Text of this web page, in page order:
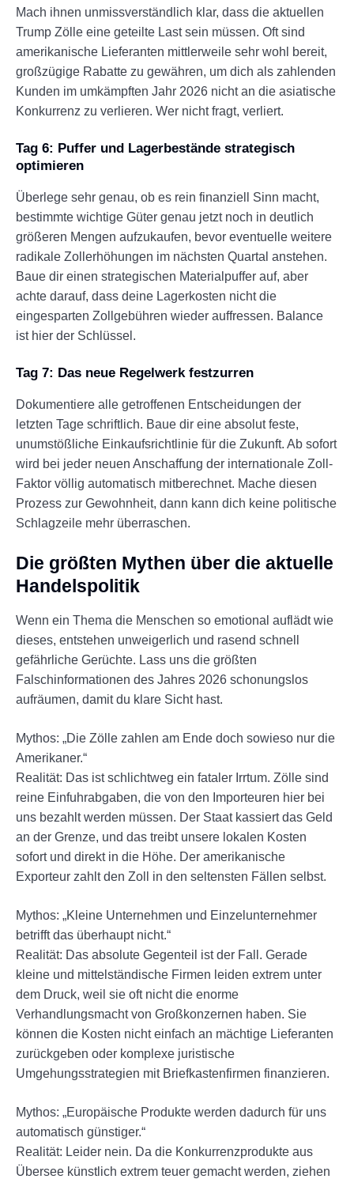
Mach ihnen unmissverständlich klar, dass die aktuellen
Trump Zölle eine geteilte Last sein müssen. Oft sind
amerikanische Lieferanten mittlerweile sehr wohl bereit,
großzügige Rabatte zu gewähren, um dich als zahlenden
Kunden im umkämpften Jahr 2026 nicht an die asiatische
Konkurrenz zu verlieren. Wer nicht fragt, verliert.
Tag 6: Puffer und Lagerbestände strategisch
optimieren
Überlege sehr genau, ob es rein finanziell Sinn macht,
bestimmte wichtige Güter genau jetzt noch in deutlich
größeren Mengen aufzukaufen, bevor eventuelle weitere
radikale Zollerhöhungen im nächsten Quartal anstehen.
Baue dir einen strategischen Materialpuffer auf, aber
achte darauf, dass deine Lagerkosten nicht die
eingesparten Zollgebühren wieder auffressen. Balance
ist hier der Schlüssel.
Tag 7: Das neue Regelwerk festzurren
Dokumentiere alle getroffenen Entscheidungen der
letzten Tage schriftlich. Baue dir eine absolut feste,
unumstößliche Einkaufsrichtlinie für die Zukunft. Ab sofort
wird bei jeder neuen Anschaffung der internationale Zoll-
Faktor völlig automatisch mitberechnet. Mache diesen
Prozess zur Gewohnheit, dann kann dich keine politische
Schlagzeile mehr überraschen.
Die größten Mythen über die aktuelle
Handelspolitik
Wenn ein Thema die Menschen so emotional auflädt wie
dieses, entstehen unweigerlich und rasend schnell
gefährliche Gerüchte. Lass uns die größten
Falschinformationen des Jahres 2026 schonungslos
aufräumen, damit du klare Sicht hast.
Mythos: „Die Zölle zahlen am Ende doch sowieso nur die
Amerikaner.“
Realität: Das ist schlichtweg ein fataler Irrtum. Zölle sind
reine Einfuhrabgaben, die von den Importeuren hier bei
uns bezahlt werden müssen. Der Staat kassiert das Geld
an der Grenze, und das treibt unsere lokalen Kosten
sofort und direkt in die Höhe. Der amerikanische
Exporteur zahlt den Zoll in den seltensten Fällen selbst.
Mythos: „Kleine Unternehmen und Einzelunternehmer
betrifft das überhaupt nicht.“
Realität: Das absolute Gegenteil ist der Fall. Gerade
kleine und mittelständische Firmen leiden extrem unter
dem Druck, weil sie oft nicht die enorme
Verhandlungsmacht von Großkonzernen haben. Sie
können die Kosten nicht einfach an mächtige Lieferanten
zurückgeben oder komplexe juristische
Umgehungsstrategien mit Briefkastenfirmen finanzieren.
Mythos: „Europäische Produkte werden dadurch für uns
automatisch günstiger.“
Realität: Leider nein. Da die Konkurrenzprodukte aus
Übersee künstlich extrem teuer gemacht werden, ziehen